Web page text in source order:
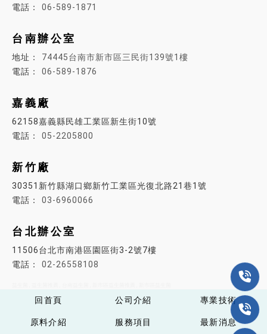
06-589-1871
台南辦公室
74445台南市新市區三民街139號1樓
06-589-1876
嘉義廠
62158嘉義縣民雄工業區新生街10號
05-2205800
新竹廠
30351新竹縣湖口鄉新竹工業區光復北路21巷1號
03-6960066
台北辦公室
11506台北市南港區園區街3-2號7樓
02-26558108
回首頁 公司介紹 專業技術
原料介紹 服務項目 最新消息